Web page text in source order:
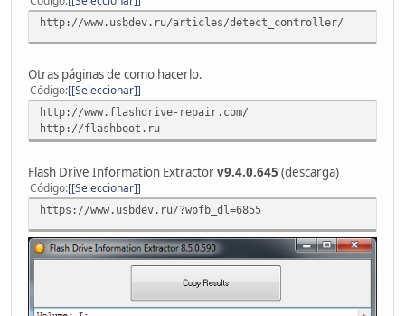
http://www.usbdev.ru/articles/detect_controller/
Otras páginas de como hacerlo.
Código [Seleccionar]
http://www.flashdrive-repair.com/
http://flashboot.ru
Flash Drive Information Extractorv9.4.0.645 (descarga)
Código [Seleccionar]
https://www.usbdev.ru/?wpfb_dl=6855